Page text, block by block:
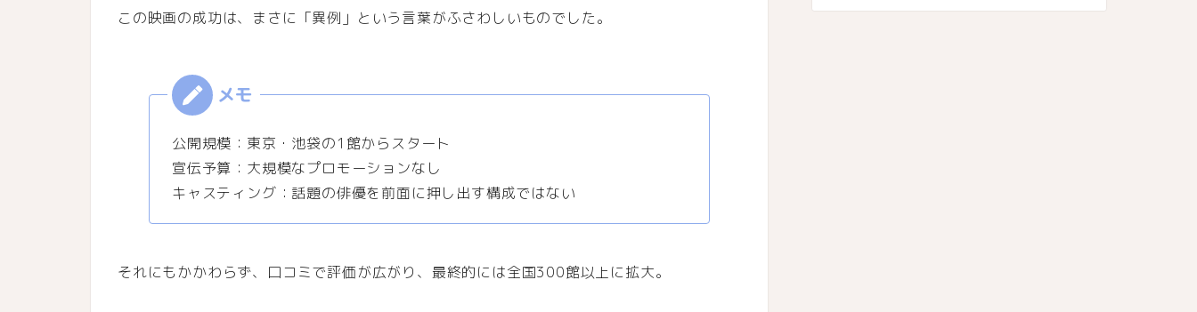
この映画の成功は、まさに「異例」という言葉がふさわしいものでした。
公開規模：東京・池袋の1館からスタート
宣伝予算：大規模なプロモーションなし
キャスティング：話題の俳優を前面に押し出す構成ではない
それにもかかわらず、口コミで評価が広がり、最終的には全国300館以上に拡大。